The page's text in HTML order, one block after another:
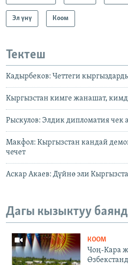
Эл үнү Коом
Тектеш
Кадырбеков: Четтеги
Кыргызстан кимге жанашат,
Рыскулов: Элдик дипломатия чек
Макфол: Кыргызстан кандай
чечет
Аскар Акаев: Дүйнө эли
Дагы кызыктуу
КООМ
Чоң-Кара